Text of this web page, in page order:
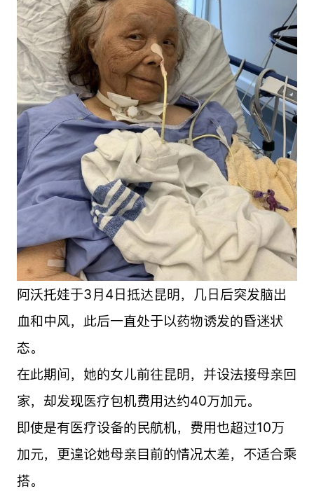
阿沃托娃于3月4日抵达昆明，几日后突发脑出
血和中风，此后一直处于以药物诱发的昏迷状
态。
在此期间，她的女儿前往昆明，并设法接母亲回
家，却发现医疗包机费用达约40万加元。
即使是有医疗设备的民航机，费用也超过10万
加元，更遑论她母亲目前的情况太差，不适合乘
搭。